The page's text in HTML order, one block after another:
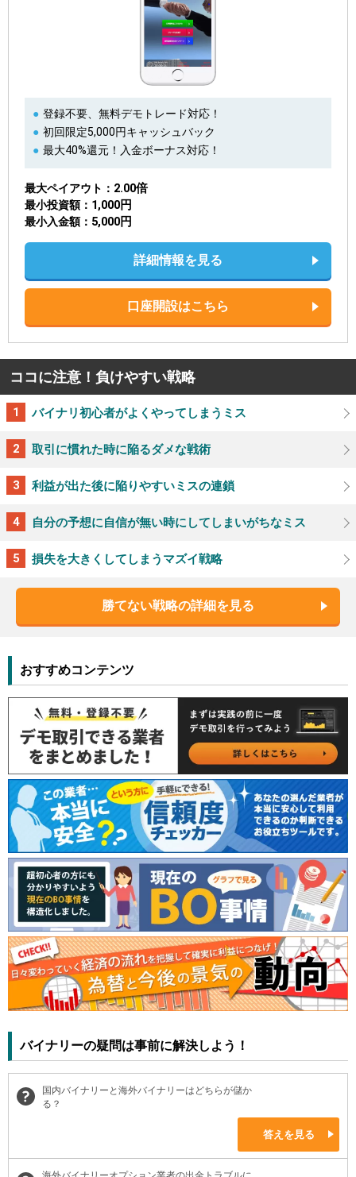
登録不要、無料デモトレード対応！
初回限定5,000円キャッシュバック
最大40%還元！入金ボーナス対応！
最大ペイアウト 2.00倍
最小投資額 1,000円
最小入金額 5,000円
詳細情報を見る
口座開設はこちら
ココに注意！負けやすい戦略
バイナリ初心者がよくやってしまうミス
取引に慣れた時に陥るダメな戦術
利益が出た後に陥りやすいミスの連鎖
自分の予想に自信が無い時にしてしまいがちなミス
損失を大きくしてしまうマズイ戦略
勝てない戦略の詳細を見る
おすすめコンテンツ
バイナリーの疑問は事前に解決しよう！
国内バイナリーと海外バイナリーはどちらが儲か
る？
答えを見る